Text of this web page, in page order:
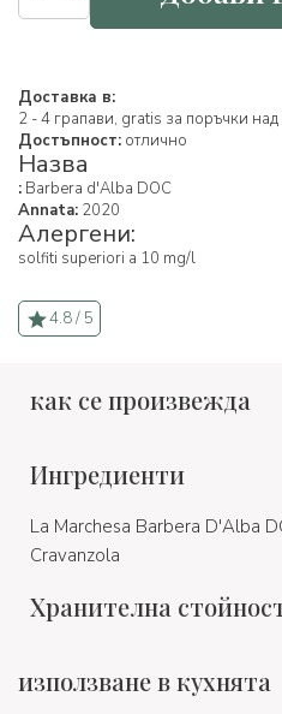
Доставка в:
2 - 4 грапави, gratis за поръчки
Достъпност: отлично
Назва
: Barbera d'Alba DOC
Annata: 2020
Алергени:
solfiti superiori a 10 mg/l
4.8 / 5
как се произвежда
Ингредиенти
La Marchesa Barbera D'Alba
Cravanzola
Хранителна
използване в кухнята